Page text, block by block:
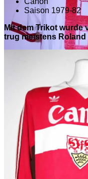
Saison 1979-82
Mit dem Trikot wurde
trug meistens Roland